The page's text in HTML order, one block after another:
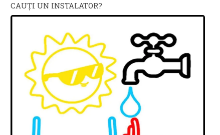
CAUŢI UN INSTALATOR?